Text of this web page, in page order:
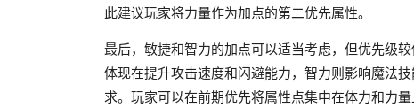
此建议玩家将力量作为加点的第二优先属性。
最后，敏捷和智力的加点可以适当考虑，但优先级
体现在提升攻击速度和闪避能力，智力则影响魔法
求。玩家可以在前期优先将属性点集中在体力和力